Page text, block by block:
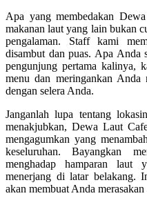
Apa yang membedakan
makanan laut yang lain bukan
pengalaman. Staff kami
disambut dan puas. Apa Anda
pengunjung pertama kalinya,
menu dan meringankan Anda
dengan selera Anda.
Janganlah lupa tentang
menakjubkan, Dewa Laut
mengagumkan yang
keseluruhan. Bayangkan
menghadap hamparan laut
menerjang di latar belakang.
akan membuat Anda merasakan